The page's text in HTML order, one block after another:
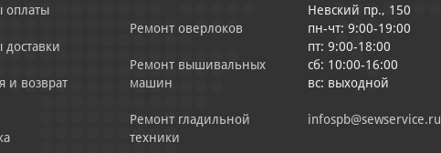
оплаты
доставки
и возврат
Ремонт оверлоков
Ремонт вышивальных
машин
Ремонт гладильной
техники
Невский пр., 150
пн-чт: 9:00-19:00
пт: 9:00-18:00
сб: 10:00-16:00
вс: выходной
infospb@sewservice.ru